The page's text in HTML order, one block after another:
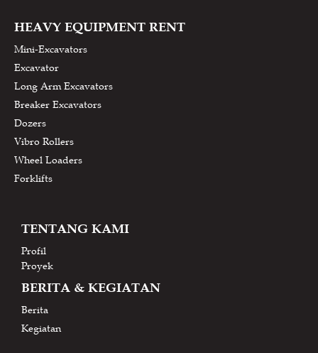
HEAVY EQUIPMENT RENT
Mini-Excavators
Excavator
Long Arm Excavators
Breaker Excavators
Dozers
Vibro Rollers
Wheel Loaders
Forklifts
TENTANG KAMI
Profil
Proyek
BERITA & KEGIATAN
Berita
Kegiatan